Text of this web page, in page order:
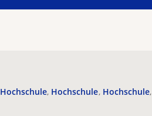
Hochschule Hochschule Hochschule